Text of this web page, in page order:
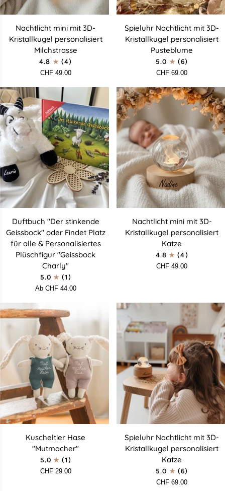
Nachtlicht
mini
Milchstrasse
Nachtlicht mini mit 3D-
Kristallkugel personalisiert
Milchstrasse
4.8
(4)
CHF 49.00
Spieluhr
Nachtlicht
Pusteblume
Spieluhr Nachtlicht mit 3D-
Kristallkugel personalisiert
Pusteblume
5.0
(6)
CHF 69.00
Duftbuch
"Der
stinkende
Geissbock"
alle
&
Personalisiertes
Plüschfigur
"Geissbock
Charly"
Duftbuch "Der stinkende
Geissbock" oder Findet Platz
für alle & Personalisiertes
Plüschfigur "Geissbock
Charly"
5.0
(1)
Ab CHF 44.00
Nachtlicht
mini
Nachtlicht mini mit 3D-
Kristallkugel personalisiert
Katze
4.8
(4)
CHF 49.00
KuscheltierKuscheltier Hase
"Mutmacher"
5.0
(1)
CHF 29.00
Spieluhr
Nachtlicht
Spieluhr Nachtlicht mit 3D-
Kristallkugel personalisiert
Katze
5.0
(6)
CHF 69.00